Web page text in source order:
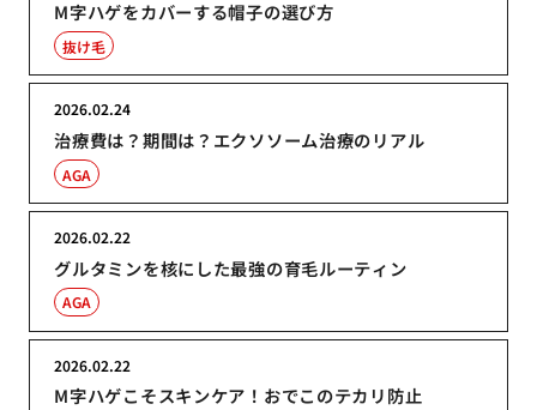
M字ハゲをカバーする帽子の選び方
抜け毛
治療費は？期間は？エクソソーム治療のリアル
2026.02.24
AGA
グルタミンを核にした最強の育毛ルーティン
2026.02.22
AGA
M字ハゲこそスキンケア！おでこのテカリ防止
2026.02.22